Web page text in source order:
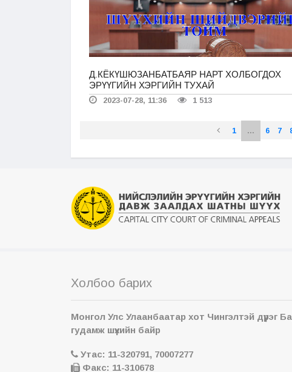
Д.КЁКҮШЮЗАНБАТБАЯР НАРТ ХОЛБОГДОХ
ЭРҮҮГИЙН ХЭРГИЙН ТУХАЙ
2023-07-28, 11:36 1 513
1 ... 6 7
Холбоо барих
Монгол Улс Улаанбаатар хот Чингэлтэй дүүрэг
гудамж шүүхийн байр
Утас: 11-320791, 70007277
Факс: 11-310678